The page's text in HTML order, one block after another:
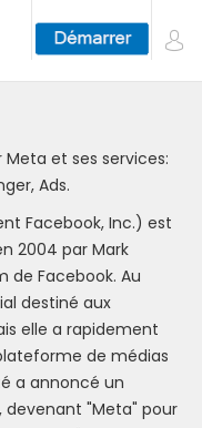
et ses services:
Ads.
Facebook, Inc.) est
2004 par Mark
de Facebook. Au
destiné aux
elle a rapidement
de médias
a annoncé un
"Meta" pour